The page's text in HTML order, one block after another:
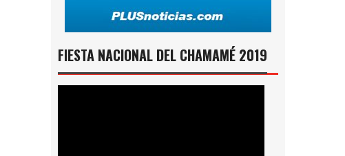
FIESTA NACIONAL DEL CHAMAMÉ 2019